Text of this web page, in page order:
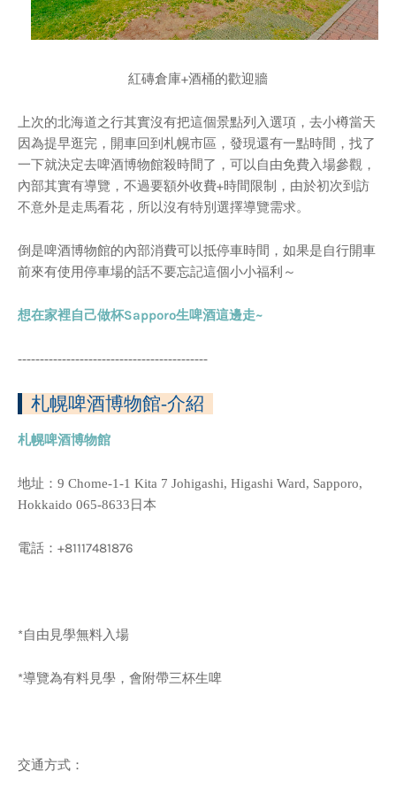
紅磚倉庫+酒桶的歡迎牆
上次的北海道之行其實沒有把這個景點列入選項，去小樽當天
因為提早逛完，開車回到札幌市區，發現還有一點時間，找了
一下就決定去啤酒博物館殺時間了，可以自由免費入場參觀，
內部其實有導覽，不過要額外收費+時間限制，由於初次到訪
不意外是走馬看花，所以沒有特別選擇導覽需求。
倒是啤酒博物館的內部消費可以抵停車時間，如果是自行開車
前來有使用停車場的話不要忘記這個小小福利～
想在家裡自己做杯Sapporo生啤酒這邊走~
-------------------------------------------
札幌啤酒博物館-介紹
札幌啤酒博物館
地址：9 Chome-1-1 Kita 7 Johigashi, Higashi Ward, Sapporo,
Hokkaido 065-8633日本
電話：+81117481876
*自由見學無料入場
*導覽為有料見學，會附帶三杯生啤
交通方式：